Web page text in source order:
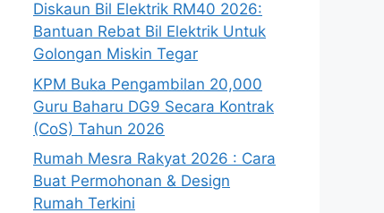
Diskaun Bil Elektrik RM40 2026:
Bantuan Rebat Bil Elektrik Untuk
Golongan Miskin Tegar
KPM Buka Pengambilan 20,000
Guru Baharu DG9 Secara Kontrak
(CoS) Tahun 2026
Rumah Mesra Rakyat 2026 : Cara
Buat Permohonan & Design
Rumah Terkini